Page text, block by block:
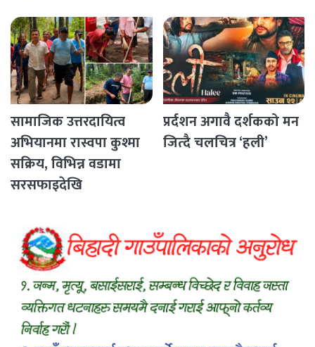
सामाजिक उत्तरदायित्व
अभियानमा रास्वपा कुश्मा
सक्रिय, विभिन्न वडामा
सरसफाइदेखि
प्रर्दशन अगावै दर्शकको मन
जित्दै चलचित्र ‘हली’